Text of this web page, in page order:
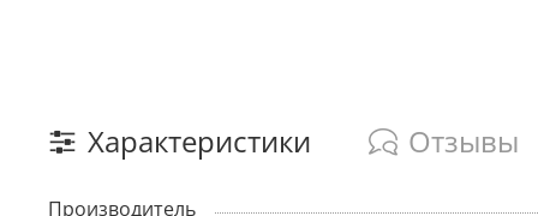
Характеристики Отзывы
Производитель